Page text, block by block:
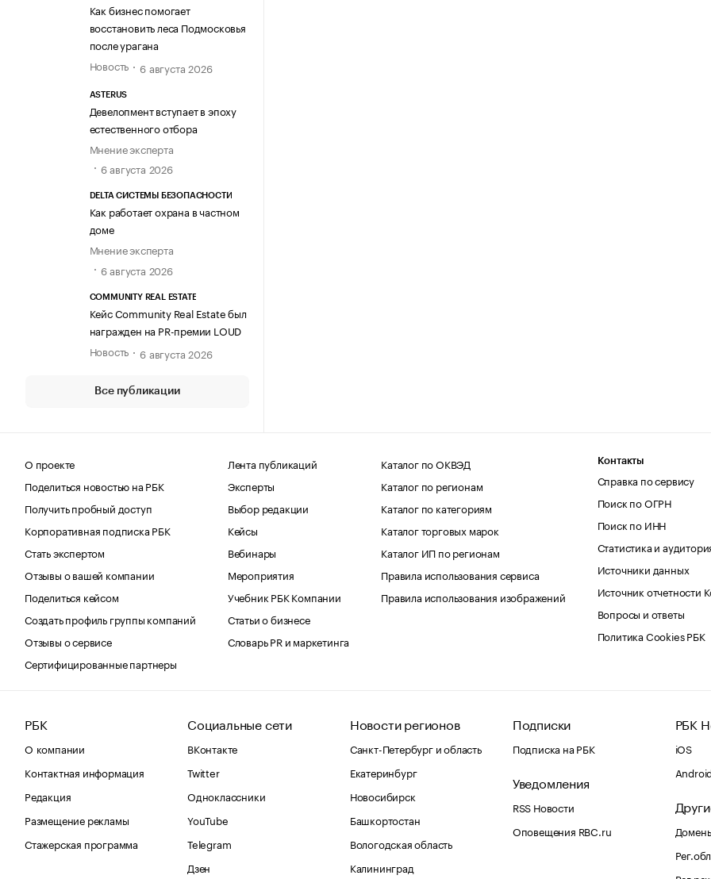
Как бизнес помогает
восстановить леса Подмосковья
после урагана
Новость
6 августа 2026
ASTERUS
Девелопмент вступает в эпоху
естественного отбора
Мнение эксперта
6 августа 2026
DELTA СИСТЕМЫ БЕЗОПАСНОСТИ
Как работает охрана в частном
доме
Мнение эксперта
6 августа 2026
COMMUNITY REAL ESTATE
Кейс Community Real Estate был
награжден на PR-премии LOUD
Новость
6 августа 2026
Все публикации
О проекте
Поделиться новостью на РБК
Получить пробный доступ
Корпоративная подписка РБК
Стать экспертом
Отзывы о вашей компании
Поделиться кейсом
Создать профиль группы компаний
Отзывы о сервисе
Сертифицированные партнеры
Лента публикаций
Эксперты
Выбор редакции
Кейсы
Вебинары
Мероприятия
Учебник РБК Компании
Статьи о бизнесе
Словарь PR и маркетинга
Каталог по ОКВЭД
Каталог по регионам
Каталог по категориям
Каталог торговых марок
Каталог ИП по регионам
Правила использования сервиса
Правила использования изображений
Контакты
Справка по сервису
Поиск по ОГРН
Поиск по ИНН
Статистика и
Источники данных
Источник отчетности
Вопросы и ответы
Политика Cookies РБК
РБК
О компании
Контактная информация
Редакция
Размещение рекламы
Стажерская программа
Социальные сети
ВКонтакте
Twitter
Одноклассники
YouTube
Telegram
Дзен
Новости регионов
Санкт-Петербург и область
Екатеринбург
Новосибирск
Башкортостан
Вологодская область
Калининград
Подписки
Подписка на РБК
Уведомления
RSS Новости
Оповещения RBC.ru
РБК
iOS